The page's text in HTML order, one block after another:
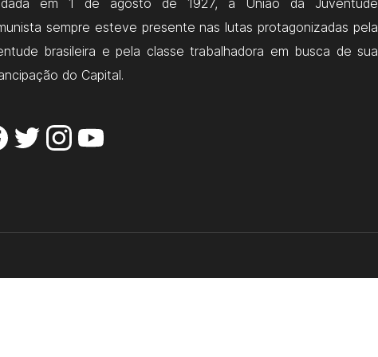
em 1 de agosto de 1927, a União da Juventude
sempre esteve presente nas lutas protagonizadas pela
brasileira e pela classe trabalhadora em busca de sua
do Capital.